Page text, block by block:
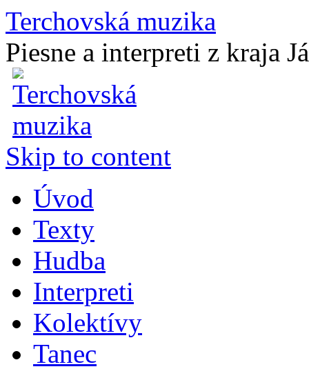
Terchovská muzika
Piesne a interpreti z kraja
Skip to content
Úvod
Texty
Hudba
Interpreti
Kolektívy
Tanec